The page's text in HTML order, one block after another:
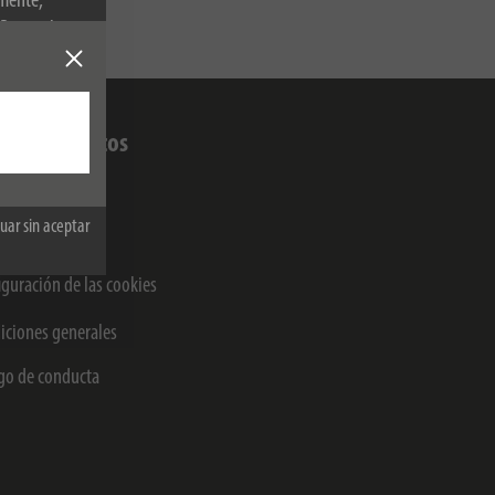
sin aceptar
jurídicos
de datos
de las cookies
generales
de conducta